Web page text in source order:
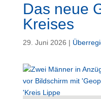
Das neue
Kreises
29. Juni 2026 |